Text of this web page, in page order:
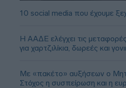
10 social media που έχουμε
Η ΑΑΔΕ ελέγχει τις
για χαρτζιλίκια, δωρεές και
Με «πακέτο» αυξήσεων ο
Στόχος η συσπείρωση και η